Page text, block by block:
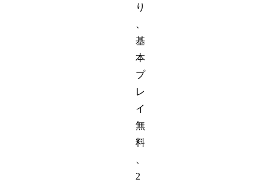
り
基
本
プ
レ
イ
無
料
2